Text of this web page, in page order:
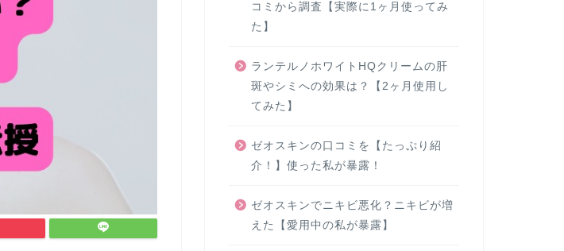
コミから調査【実際に1ヶ月使ってみ
た】
ランテルノホワイトHQクリームの肝
斑やシミへの効果は？【2ヶ月使用し
てみた】
ゼオスキンの口コミを【たっぷり紹
介！】使った私が暴露！
ゼオスキンでニキビ悪化？ニキビが増
えた【愛用中の私が暴露】